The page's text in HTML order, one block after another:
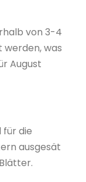
von 3-4
was
August
für die
ausgesät